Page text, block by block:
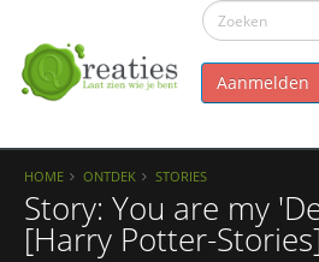
Aanmelden
HOME ONTDEK STORIES
Story: You are my
[Harry Potter-Stories]